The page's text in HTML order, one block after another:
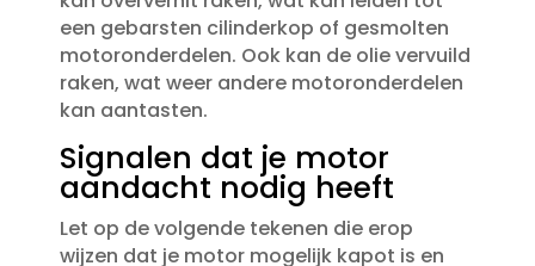
een gebarsten cilinderkop of gesmolten
motoronderdelen.​ Ook kan de olie vervuild
raken, wat weer andere motoronderdelen
kan aantasten.​
Signalen dat je motor
aandacht nodig heeft
Let op de volgende tekenen die erop
wijzen dat je motor mogelijk kapot is en